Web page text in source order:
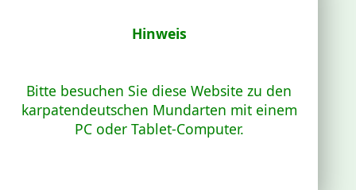
Hinweis
Bitte besuchen Sie diese Website zu den
karpatendeutschen Mundarten mit einem
PC oder Tablet-Computer.